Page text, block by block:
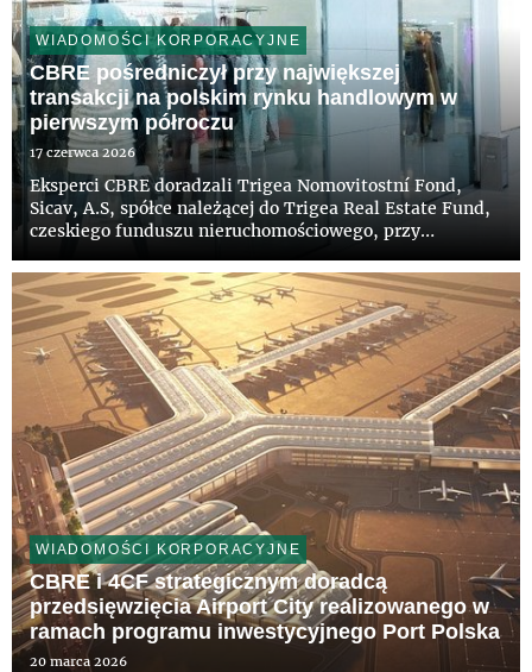
WIADOMOŚCI KORPORACYJNE
CBRE pośredniczył przy największej
transakcji na polskim rynku handlowym w
pierwszym półroczu
17 czerwca 2026
Eksperci CBRE doradzali Trigea Nomovitostní Fond,
Sicav, A.S, spółce należącej do Trigea Real Estate Fund,
czeskiego funduszu nieruchomościowego, przy
właścicielem Posnanii od Apsys Polska. To jak dotąd
największa tegor...
WIADOMOŚCI KORPORACYJNE
CBRE i 4CF strategicznym doradcą
przedsięwzięcia Airport City realizowanego w
ramach programu inwestycyjnego Port Polska
20 marca 2026